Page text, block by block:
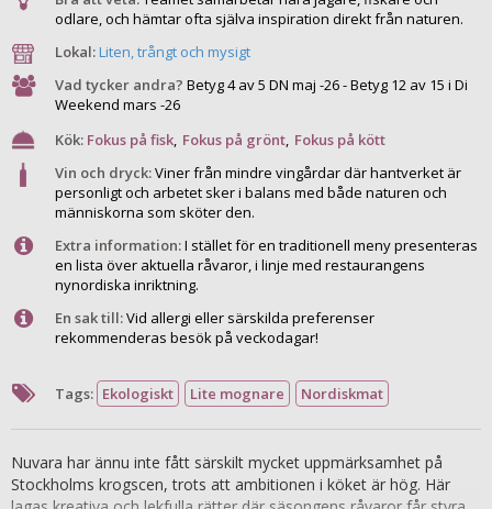
odlare, och hämtar ofta själva inspiration direkt från naturen.
Lokal:Liten, trångt och mysigt
Vad tycker andra? Betyg 4 av 5 DN maj -26 - Betyg 12 av 15 i Di
Weekend mars -26
Kök: Fokus på fisk, Fokus på grönt, Fokus på kött
Vin och dryck:Viner från mindre vingårdar där hantverket är
personligt och arbetet sker i balans med både naturen och
människorna som sköter den.
Extra information:I stället för en traditionell meny presenteras
en lista över aktuella råvaror, i linje med restaurangens
nynordiska inriktning.
En sak till:Vid allergi eller särskilda preferenser
rekommenderas besök på veckodagar!
Tags: Ekologiskt Lite mognare Nordiskmat
Nuvara har ännu inte fått särskilt mycket uppmärksamhet på
Stockholms krogscen, trots att ambitionen i köket är hög. Här